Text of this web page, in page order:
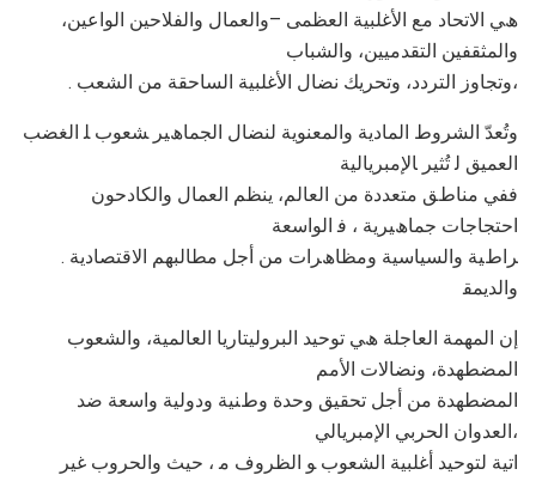
ھﻲ اﻻﺗﺤﺎد ﻣﻊ اﻷﻏﻠﺒﯿﺔ اﻟﻌﻈﻤﻰ –واﻟﻌﻤﺎل واﻟﻔﻼﺣﯿﻦ اﻟﻮاﻋﯿﻦ،
واﻟﻤﺜﻘﻔﯿﻦ اﻟﺘﻘﺪﻣﯿﯿﻦ، واﻟﺸﺒﺎب
. وﺗﺠﺎوز اﻟﺘﺮدد، وﺗﺤﺮﯾﻚ ﻧﻀﺎل اﻷﻏﻠﺒﯿﺔ اﻟﺴﺎﺣﻘﺔ ﻣﻦ اﻟﺸﻌﺐ،
وﺗُﻌﺪّ اﻟﺸﺮوط اﻟﻤﺎدﯾﺔ واﻟﻤﻌﻨﻮﯾﺔ ﻟﻨﻀﺎل اﻟﺠﻤﺎھﯿﺮ ﺸﻌﻮب ﻠ اﻟﻐﻀﺐ
اﻟﻌﻤﯿﻖ ﻟ ﺗُﺜﯿﺮ ﺎﻹﻣﺒﺮﯾﺎﻟﯿﺔ
ﻓﻔﻲ ﻣﻨﺎطﻖ ﻣﺘﻌﺪدة ﻣﻦ اﻟﻌﺎﻟﻢ، ﯾﻨﻈﻢ اﻟﻌﻤﺎل واﻟﻜﺎدﺣﻮن
اﺣﺘﺠﺎﺟﺎت ﺟﻤﺎھﯿﺮﯾﺔ ، ﻓ اﻟﻮاﺳﻌﺔ
. ﺮاطﯿﺔ واﻟﺴﯿﺎﺳﯿﺔ وﻣﻈﺎھﺮات ﻣﻦ أﺟﻞ ﻣﻄﺎﻟﺒﮭﻢ اﻻﻗﺘﺼﺎدﯾﺔ
واﻟﺪﯾﻤﻘ
إن اﻟﻤﮭﻤﺔ اﻟﻌﺎﺟﻠﺔ ھﻲ ﺗﻮﺣﯿﺪ اﻟﺒﺮوﻟﯿﺘﺎرﯾﺎ اﻟﻌﺎﻟﻤﯿﺔ، واﻟﺸﻌﻮب
اﻟﻤﻀﻄﮭﺪة، وﻧﻀﺎﻻت اﻷﻣﻢ
اﻟﻤﻀﻄﮭﺪة ﻣﻦ أﺟﻞ ﺗﺤﻘﯿﻖ وﺣﺪة وطﻨﯿﺔ ودوﻟﯿﺔ واﺳﻌﺔ ﺿﺪ
اﻟﻌﺪوان اﻟﺤﺮﺑﻲ اﻹﻣﺒﺮﯾﺎﻟﻲ،
اﺗﯿﺔ ﻟﺘﻮﺣﯿﺪ أﻏﻠﺒﯿﺔ اﻟﺸﻌﻮب ﻮ اﻟﻈﺮوف ﻣ ، ﺣﯿﺚ واﻟﺤﺮوب ﻏﯿﺮ